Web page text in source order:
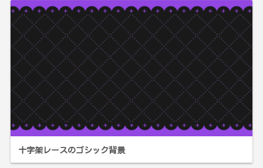
十字架レースのゴシック背景